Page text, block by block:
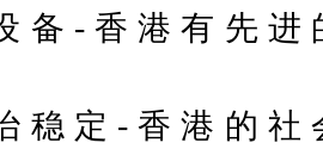
备 - 香 港 有 先 进
稳 定 - 香 港 的 社